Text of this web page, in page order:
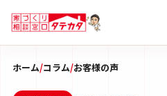
ホーム/コラム/お客様の声